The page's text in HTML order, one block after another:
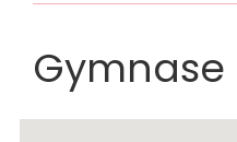
Gymnase